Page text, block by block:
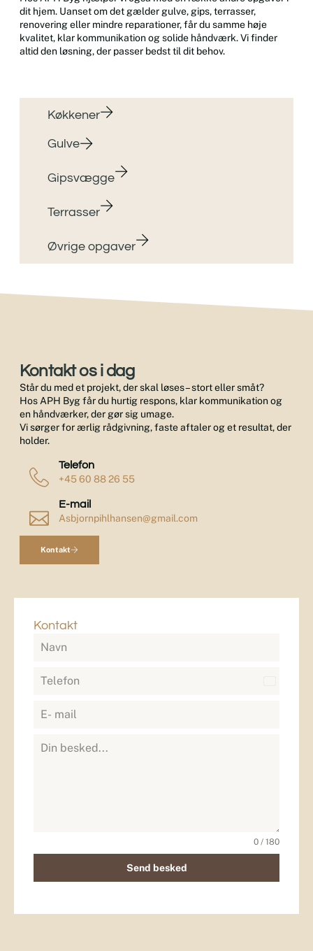
dit hjem. Uanset om det gælder gulve, gips, terrasser,
renovering eller mindre reparationer, får du samme høje
kvalitet, klar kommunikation og solide håndværk. Vi finder
altid den løsning, der passer bedst til dit behov.
Køkkener
Gulve
Gipsvægge
Terrasser
Øvrige opgaver
Kontakt os i dag
Står du med et projekt, der skal løses – stort eller småt?
Hos APH Byg får du hurtig respons, klar kommunikation og
en håndværker, der gør sig umage.
Vi sørger for ærlig rådgivning, faste aftaler og et resultat, der
holder.
Telefon
+45 60 88 26 55
E-mail
Asbjornpihlhansen@gmail.com
Kontakt
Kontakt
0 / 180
Send besked